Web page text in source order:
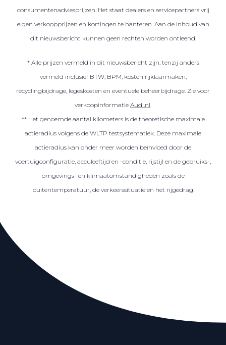
consumentenadviesprijzen. Het staat dealers en servicepartners vrij
eigen verkoopprijzen en kortingen te hanteren. Aan de inhoud van
dit nieuwsbericht kunnen geen rechten worden ontleend.
* Alle prijzen vermeld in dit nieuwsbericht zijn, tenzij anders
vermeld inclusief BTW, BPM, kosten rijklaarmaken,
recyclingbijdrage, legeskosten en eventuele beheerbijdrage. Zie voor
verkoopinformatie Audi.nl
** Het genoemde aantal kilometers is de theoretische maximale
actieradius volgens de WLTP testsystematiek. Deze maximale
actieradius kan onder meer worden beïnvloed door de
voertuigconfiguratie, acculeeftijd en -conditie, rijstijl en de gebruiks-,
omgevings- en klimaatomstandigheden zoals de
buitentemperatuur, de verkeerssituatie en het rijgedrag.